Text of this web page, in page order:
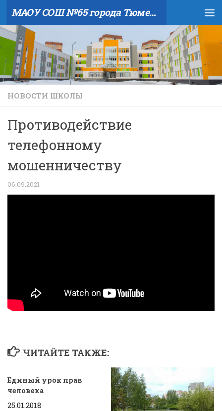
Skip to content МАОУ СОШ №65 города Тюмени
НОВОСТИ ШКОЛЫ
Противодействие
телефонному
мошенничеству
06.09.2021
ЧИТАЙТЕ ТАКЖЕ:
Единый урок прав
человека
25.01.2018